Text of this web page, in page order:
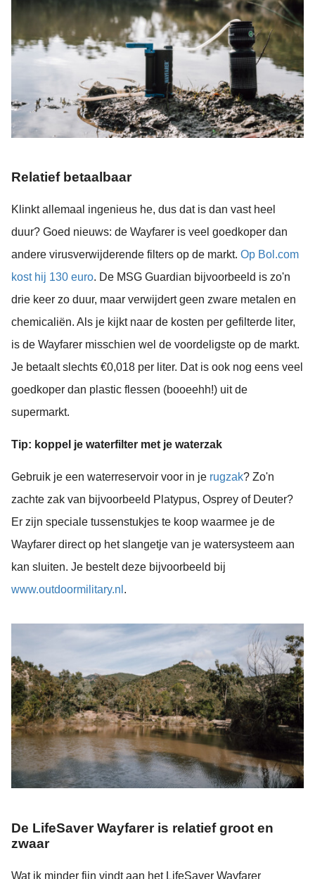
Relatief betaalbaar
Klinkt allemaal ingenieus he, dus dat is dan vast heel
duur? Goed nieuws: de Wayfarer is veel goedkoper dan
andere virusverwijderende filters op de markt. Op Bol.com
kost hij 130 euro. De MSG Guardian bijvoorbeeld is zo'n
drie keer zo duur, maar verwijdert geen zware metalen en
chemicaliën. Als je kijkt naar de kosten per gefilterde liter,
is de Wayfarer misschien wel de voordeligste op de markt.
Je betaalt slechts €0,018 per liter. Dat is ook nog eens veel
goedkoper dan plastic flessen (booeehh!) uit de
supermarkt.
Tip: koppel je waterfilter met je waterzak
Gebruik je een waterreservoir voor in je rugzak? Zo'n
zachte zak van bijvoorbeeld Platypus, Osprey of Deuter?
Er zijn speciale tussenstukjes te koop waarmee je de
Wayfarer direct op het slangetje van je watersysteem aan
kan sluiten. Je bestelt deze bijvoorbeeld bij
www.outdoormilitary.nl .
De LifeSaver Wayfarer is relatief groot en
zwaar
Wat ik minder fijn vindt aan het LifeSaver Wayfarer